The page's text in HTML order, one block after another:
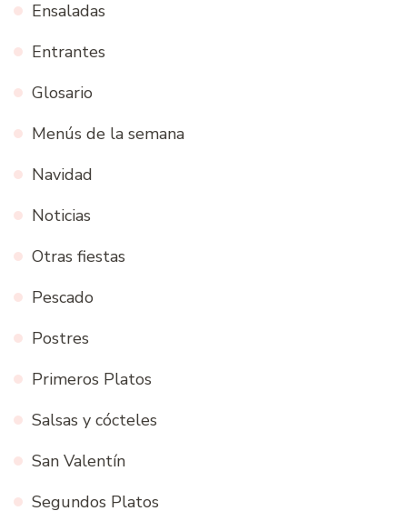
Ensaladas
Entrantes
Glosario
Menús de la semana
Navidad
Noticias
Otras fiestas
Pescado
Postres
Primeros Platos
Salsas y cócteles
San Valentín
Segundos Platos